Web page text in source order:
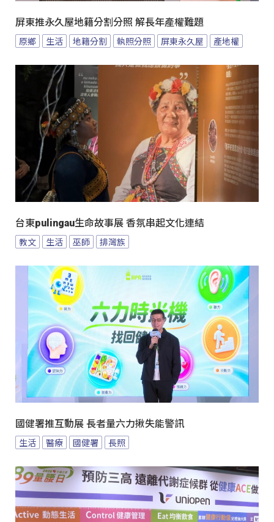
屏東推永久屋地籍分割分照 解長年產權難題
原鄉 生活 地籍分割 執照分照 屏東永久屋 產地權
台東pulingau生命故事展 香氛串起文化連結
教文 生活 巫師 排灣族
國健署推互動展 長者量六力揪失能警訊
生活 醫療 國健署 長照